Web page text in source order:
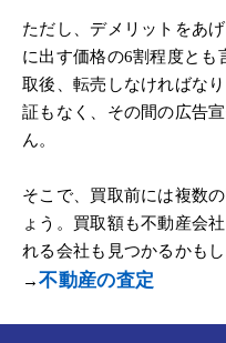
ただし、デメリットをあ
に出す価格の6割程度とも
取後、転売しなければな
証もなく、その間の広告
ん。
そこで、買取前には複数
ょう。買取額も不動産会
れる会社も見つかるかもし
→不動産の査定